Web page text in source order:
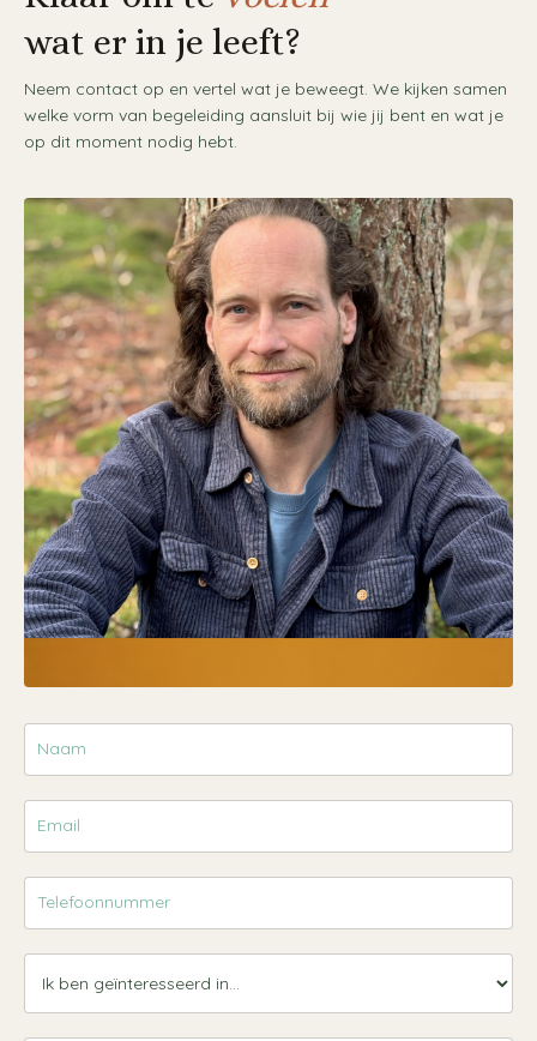
wat er in je leeft?
Neem contact op en vertel wat je beweegt. We kijken samen
welke vorm van begeleiding aansluit bij wie jij bent en wat je
op dit moment nodig hebt.